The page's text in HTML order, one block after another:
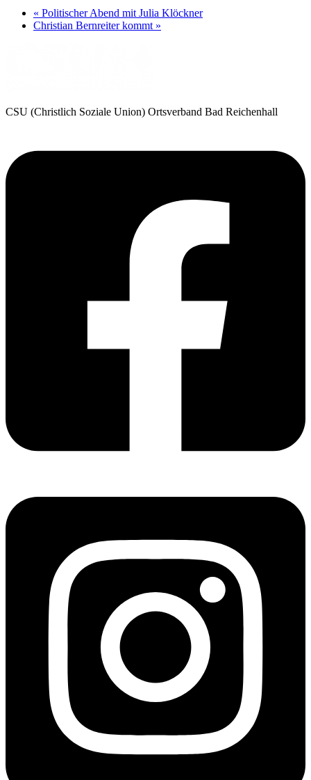
« Politischer Abend mit Julia Klöckner
Christian Bernreiter kommt »
CSU (Christlich Soziale Union) Ortsverband Bad Reichenhall